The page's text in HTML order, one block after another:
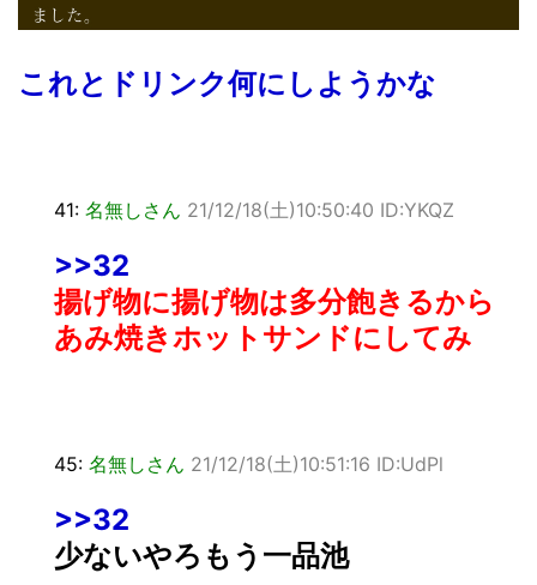
これとドリンク何にしようかな
41: 名無しさん 21/12/18(土)10:50:40 ID:YKQZ
>>32
揚げ物に揚げ物は多分飽きるから
あみ焼きホットサンドにしてみ
45: 名無しさん 21/12/18(土)10:51:16 ID:UdPl
>>32
少ないやろもう一品池